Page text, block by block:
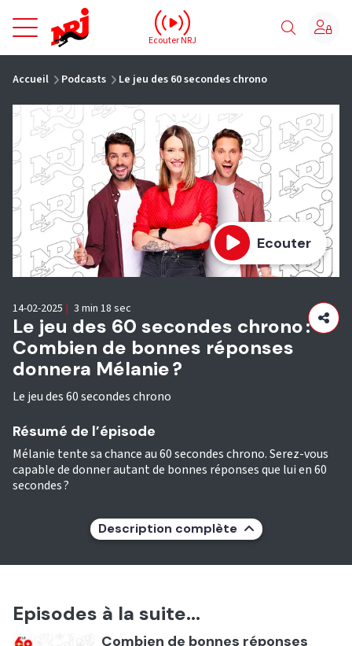
NRJ - Accueil
Ecouter NRJ
Accueil Podcasts Le jeu des 60 secondes chrono
Ecouter
Le jeu des 60 secondes chrono :
Combien de bonnes réponses
donnera Mélanie ?
Le jeu des 60 secondes chrono
14-02-2025 | 3 min 18 sec
Résumé de l’épisode
Mélanie tente sa chance au 60 secondes chrono. Serez-vous
capable de donner autant de bonnes réponses que lui en 60
secondes ?
Description complète
Episodes à la suite...
Ecouter
Combien de bonnes réponses